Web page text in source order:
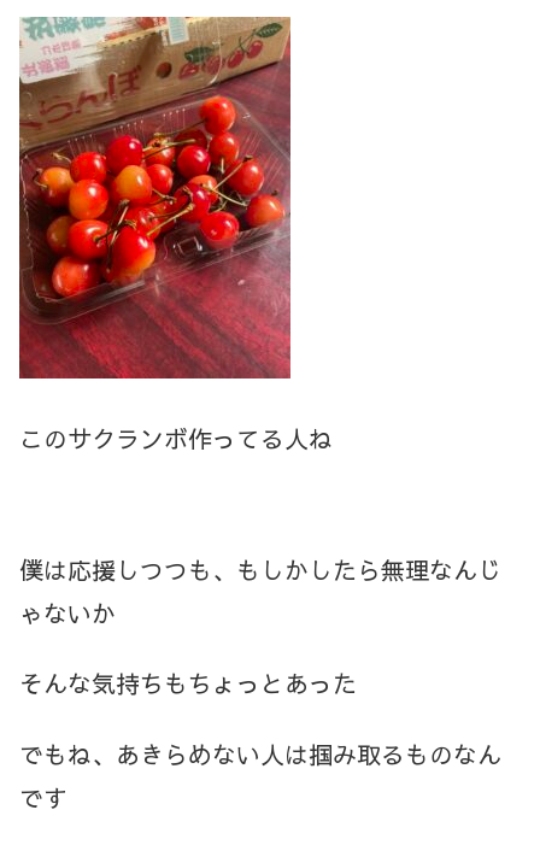
このサクランボ作ってる人ね
僕は応援しつつも、もしかしたら無理なんじ
ゃないか
そんな気持ちもちょっとあった
でもね、あきらめない人は掴み取るものなん
です